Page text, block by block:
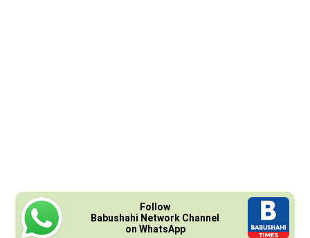
Follow
Babushahi Network Channel
on WhatsApp